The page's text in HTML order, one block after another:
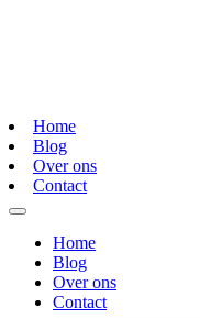
Home
Blog
Over ons
Contact
Home
Blog
Over ons
Contact